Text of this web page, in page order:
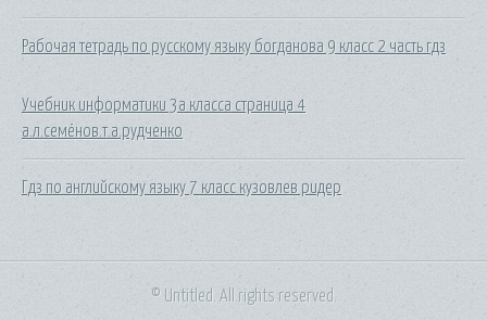
Рабочая тетрадь по русскому языку богданова 9 класс 2 часть гдз
Учебник информатики 3а класса страница 4
а.л.семёнов.т.а.рудченко
Гдз по английскому языку 7 класс кузовлев ридер
© Untitled. All rights reserved.